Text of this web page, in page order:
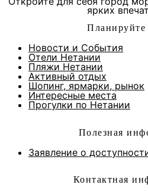
ярких
Планируйте
Новости и Cобытия
Отели Нетании
Пляжи Нетании
Активный отдых
Шопинг, ярмарки, рынок
Интересные места
Прогулки по Нетании
Полезная
Заявление о
Контактная